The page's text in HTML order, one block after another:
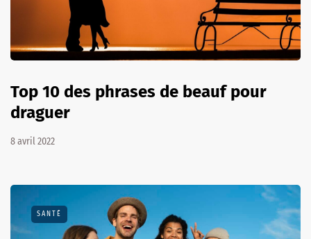
Top 10 des phrases de beauf pour
draguer
8 avril 2022
SANTÉ